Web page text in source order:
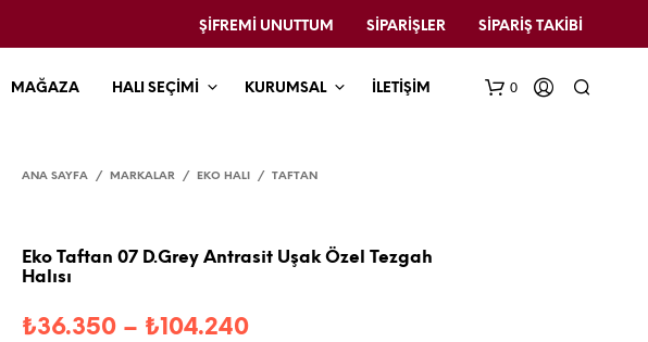
ŞIFREMI UNUTTUM SIPARIŞLER SIPARIŞ TAKIBI
MAĞAZA HALI SEÇİMİ KURUMSAL İLETİŞİM 0
ANA SAYFA / MARKALAR / EKO HALI / TAFTAN
Eko Taftan 07 D.Grey Antrasit Uşak Özel Tezgah
Halısı
₺36.350 – ₺104.240Fiyat